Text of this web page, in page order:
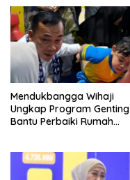
Mendukbangga Wihaji
Ungkap Program Genting
Bantu Perbaiki Rumah